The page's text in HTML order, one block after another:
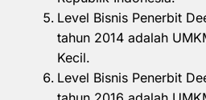
Level Bisnis Penerbit
tahun 2014 adalah
Kecil.
Level Bisnis Penerbit